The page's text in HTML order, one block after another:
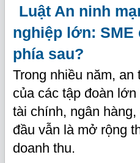
Luật An ninh
nghiệp lớn: SME
phía sau?
Trong nhiều năm,
của các tập đoàn
tài chính, ngân
đầu vẫn là mở rộng
doanh thu.